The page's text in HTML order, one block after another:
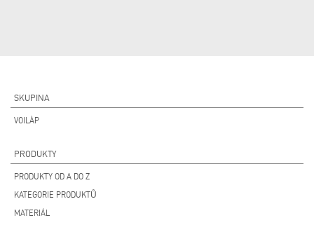
SKUPINA
VOILÀP
PRODUKTY
PRODUKTY OD A DO Z
KATEGORIE PRODUKTŮ
MATERIÁL